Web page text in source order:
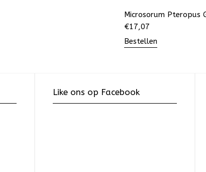
Microsorum Pteropus
€17,07
Bestellen
Like ons op Facebook